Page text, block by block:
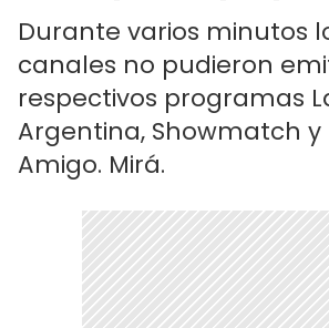
Durante varios minutos
canales no pudieron
respectivos programas
Argentina, Showmatch y
Amigo. Mirá.